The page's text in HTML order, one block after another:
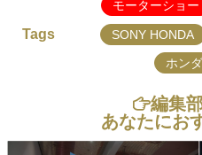
モーターショー
Tags SONY HONDA
ホンダ
編集
あなたにお